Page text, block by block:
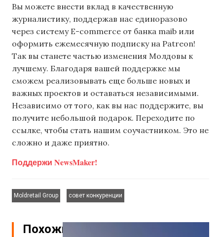
Вы можете внести вклад в качественную
журналистику, поддержав нас единоразово
через систему E-commerce от банка maib или
оформить ежемесячную подписку на Patreon!
Так вы станете частью изменения Молдовы к
лучшему. Благодаря вашей поддержке мы
сможем реализовывать еще больше новых и
важных проектов и оставаться независимыми.
Независимо от того, как вы нас поддержите, вы
получите небольшой подарок. Переходите по
ссылке, чтобы стать нашим соучастником. Это не
сложно и даже приятно.
Поддержи NewsMaker!
Moldretail Group
совет конкуренции
Похожие